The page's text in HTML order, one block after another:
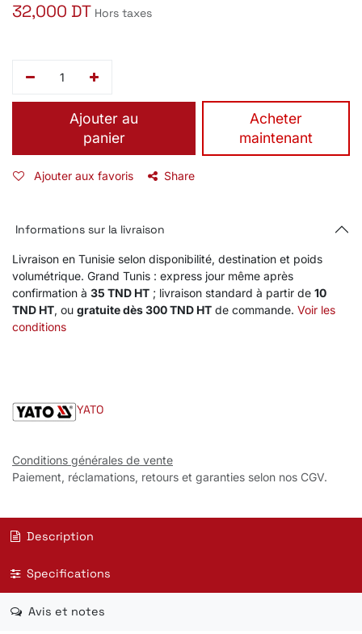
32,000 DT Hors taxes
Ajouter au
panier
​Acheter
maintenant
Ajouter aux favoris Share
Informations sur la livraison
Livraison en Tunisie selon disponibilité, destination et poids
volumétrique. Grand Tunis : express jour même après
confirmation à 35 TND HT ; livraison standard à partir de 10
TND HT, ou gratuite dès 300 TND HT de commande. Voir les
conditions
YATO
Conditions générales de vente
Paiement, réclamations, retours et garanties selon nos CGV.
Description
Specifications
Avis et notes